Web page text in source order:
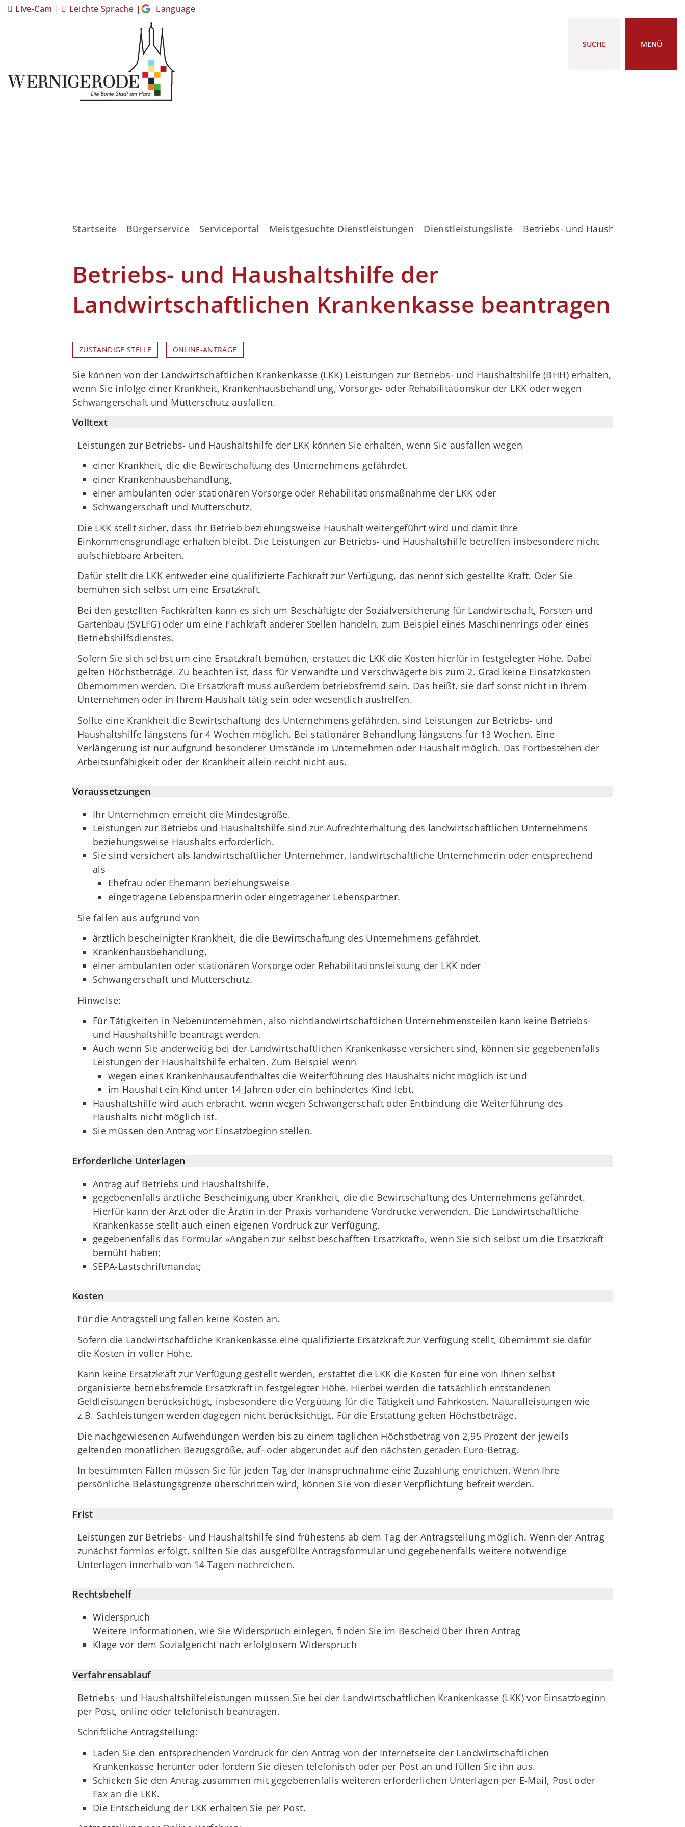
Live-Cam | Leichte Sprache | Language
SUCHE MENÜ
Startseite Bürgerservice Serviceportal Meistgesuchte Dienstleistungen Dienstleistungsliste Betriebs- und Haushaltshilfe der
Betriebs- und Haushaltshilfe der
Landwirtschaftlichen Krankenkasse beantragen
ZUSTÄNDIGE STELLE ONLINE-ANTRÄGE
Sie können von der Landwirtschaftlichen Krankenkasse (LKK) Leistungen zur Betriebs- und Haushaltshilfe (BHH) erhalten,
wenn Sie infolge einer Krankheit, Krankenhausbehandlung, Vorsorge- oder Rehabilitationskur der LKK oder wegen
Schwangerschaft und Mutterschutz ausfallen.
Volltext
Leistungen zur Betriebs- und Haushaltshilfe der LKK können Sie erhalten, wenn Sie ausfallen wegen
einer Krankheit, die die Bewirtschaftung des Unternehmens gefährdet,
einer Krankenhausbehandlung,
einer ambulanten oder stationären Vorsorge oder Rehabilitationsmaßnahme der LKK oder
Schwangerschaft und Mutterschutz.
Die LKK stellt sicher, dass Ihr Betrieb beziehungsweise Haushalt weitergeführt wird und damit Ihre
Einkommensgrundlage erhalten bleibt. Die Leistungen zur Betriebs- und Haushaltshilfe betreffen insbesondere nicht
aufschiebbare Arbeiten.
Dafür stellt die LKK entweder eine qualifizierte Fachkraft zur Verfügung, das nennt sich gestellte Kraft. Oder Sie
bemühen sich selbst um eine Ersatzkraft.
Bei den gestellten Fachkräften kann es sich um Beschäftigte der Sozialversicherung für Landwirtschaft, Forsten und
Gartenbau (SVLFG) oder um eine Fachkraft anderer Stellen handeln, zum Beispiel eines Maschinenrings oder eines
Betriebshilfsdienstes.
Sofern Sie sich selbst um eine Ersatzkraft bemühen, erstattet die LKK die Kosten hierfür in festgelegter Höhe. Dabei
gelten Höchstbeträge. Zu beachten ist, dass für Verwandte und Verschwägerte bis zum 2. Grad keine Einsatzkosten
übernommen werden. Die Ersatzkraft muss außerdem betriebsfremd sein. Das heißt, sie darf sonst nicht in Ihrem
Unternehmen oder in Ihrem Haushalt tätig sein oder wesentlich aushelfen.
Sollte eine Krankheit die Bewirtschaftung des Unternehmens gefährden, sind Leistungen zur Betriebs- und
Haushaltshilfe längstens für 4 Wochen möglich. Bei stationärer Behandlung längstens für 13 Wochen. Eine
Verlängerung ist nur aufgrund besonderer Umstände im Unternehmen oder Haushalt möglich. Das Fortbestehen der
Arbeitsunfähigkeit oder der Krankheit allein reicht nicht aus.
Voraussetzungen
Ihr Unternehmen erreicht die Mindestgröße.
Leistungen zur Betriebs und Haushaltshilfe sind zur Aufrechterhaltung des landwirtschaftlichen Unternehmens
beziehungsweise Haushalts erforderlich.
Sie sind versichert als landwirtschaftlicher Unternehmer, landwirtschaftliche Unternehmerin oder entsprechend
als
Ehefrau oder Ehemann beziehungsweise
eingetragene Lebenspartnerin oder eingetragener Lebenspartner.
Sie fallen aus aufgrund von
ärztlich bescheinigter Krankheit, die die Bewirtschaftung des Unternehmens gefährdet,
Krankenhausbehandlung,
einer ambulanten oder stationären Vorsorge oder Rehabilitationsleistung der LKK oder
Schwangerschaft und Mutterschutz.
Hinweise:
Für Tätigkeiten in Nebenunternehmen, also nichtlandwirtschaftlichen Unternehmensteilen kann keine Betriebs-
und Haushaltshilfe beantragt werden.
Auch wenn Sie anderweitig bei der Landwirtschaftlichen Krankenkasse versichert sind, können sie gegebenenfalls
Leistungen der Haushaltshilfe erhalten. Zum Beispiel wenn
wegen eines Krankenhausaufenthaltes die Weiterführung des Haushalts nicht möglich ist und
im Haushalt ein Kind unter 14 Jahren oder ein behindertes Kind lebt.
Haushaltshilfe wird auch erbracht, wenn wegen Schwangerschaft oder Entbindung die Weiterführung des
Haushalts nicht möglich ist.
Sie müssen den Antrag vor Einsatzbeginn stellen.
Erforderliche Unterlagen
Antrag auf Betriebs und Haushaltshilfe,
gegebenenfalls ärztliche Bescheinigung über Krankheit, die die Bewirtschaftung des Unternehmens gefährdet.
Hierfür kann der Arzt oder die Ärztin in der Praxis vorhandene Vordrucke verwenden. Die Landwirtschaftliche
Krankenkasse stellt auch einen eigenen Vordruck zur Verfügung,
gegebenenfalls das Formular »Angaben zur selbst beschafften Ersatzkraft«, wenn Sie sich selbst um die Ersatzkraft
bemüht haben;
SEPA-Lastschriftmandat;
Kosten
Für die Antragstellung fallen keine Kosten an.
Sofern die Landwirtschaftliche Krankenkasse eine qualifizierte Ersatzkraft zur Verfügung stellt, übernimmt sie dafür
die Kosten in voller Höhe.
Kann keine Ersatzkraft zur Verfügung gestellt werden, erstattet die LKK die Kosten für eine von Ihnen selbst
organisierte betriebsfremde Ersatzkraft in festgelegter Höhe. Hierbei werden die tatsächlich entstandenen
Geldleistungen berücksichtigt, insbesondere die Vergütung für die Tätigkeit und Fahrkosten. Naturalleistungen wie
z.B. Sachleistungen werden dagegen nicht berücksichtigt. Für die Erstattung gelten Höchstbeträge.
Die nachgewiesenen Aufwendungen werden bis zu einem täglichen Höchstbetrag von 2,95 Prozent der jeweils
geltenden monatlichen Bezugsgröße, auf- oder abgerundet auf den nächsten geraden Euro-Betrag.
In bestimmten Fällen müssen Sie für jeden Tag der Inanspruchnahme eine Zuzahlung entrichten. Wenn Ihre
persönliche Belastungsgrenze überschritten wird, können Sie von dieser Verpflichtung befreit werden.
Frist
Leistungen zur Betriebs- und Haushaltshilfe sind frühestens ab dem Tag der Antragstellung möglich. Wenn der Antrag
zunächst formlos erfolgt, sollten Sie das ausgefüllte Antragsformular und gegebenenfalls weitere notwendige
Unterlagen innerhalb von 14 Tagen nachreichen.
Rechtsbehelf
Widerspruch
Weitere Informationen, wie Sie Widerspruch einlegen, finden Sie im Bescheid über Ihren Antrag
Klage vor dem Sozialgericht nach erfolglosem Widerspruch
Verfahrensablauf
Betriebs- und Haushaltshilfeleistungen müssen Sie bei der Landwirtschaftlichen Krankenkasse (LKK) vor Einsatzbeginn
per Post, online oder telefonisch beantragen.
Schriftliche Antragstellung:
Laden Sie den entsprechenden Vordruck für den Antrag von der Internetseite der Landwirtschaftlichen
Krankenkasse herunter oder fordern Sie diesen telefonisch oder per Post an und füllen Sie ihn aus.
Schicken Sie den Antrag zusammen mit gegebenenfalls weiteren erforderlichen Unterlagen per E-Mail, Post oder
Fax an die LKK.
Die Entscheidung der LKK erhalten Sie per Post.